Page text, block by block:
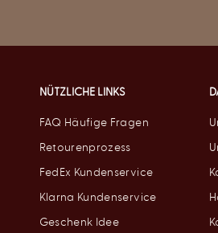
NÜTZLICHE LINKS
FAQ Häufige Fragen
Retourenprozess
FedEx Kundenservice
Klarna Kundenservice
Geschenk Idee